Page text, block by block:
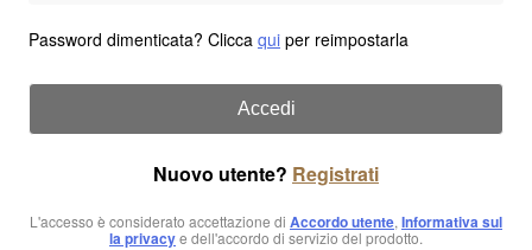
Password dimenticata? Clicca qui per reimpostarla
Accedi
Nuovo utente? Registrati
L'accesso è considerato accettazione di Accordo utente, Informativa sul
la privacye dell'accordo di servizio del prodotto.